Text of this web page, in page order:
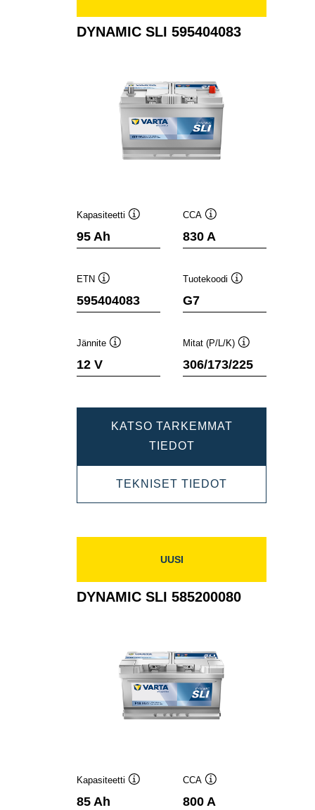
DYNAMIC SLI 595404083
Kapasiteetti
95 Ah
CCA
830 A
ETN
595404083
Tuotekoodi
G7
Jännite
12 V
Mitat (P/L/K)
306/173/225
KATSO TARKEMMAT
TIEDOTDYNAMIC
SLI
595404083
TEKNISET TIEDOT
SLI
UUSI
DYNAMIC SLI 585200080
Kapasiteetti
85 Ah
CCA
800 A